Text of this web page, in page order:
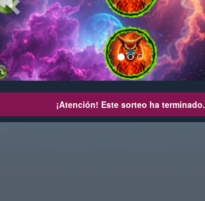
¡Atención! Este sorteo ha terminado.